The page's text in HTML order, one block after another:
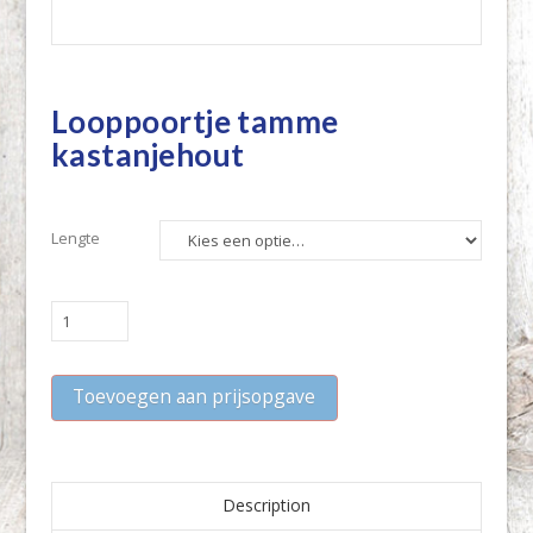
Looppoortje tamme
kastanjehout
Lengte
Looppoortje
tamme
quantity
Toevoegen aan prijsopgave
Description